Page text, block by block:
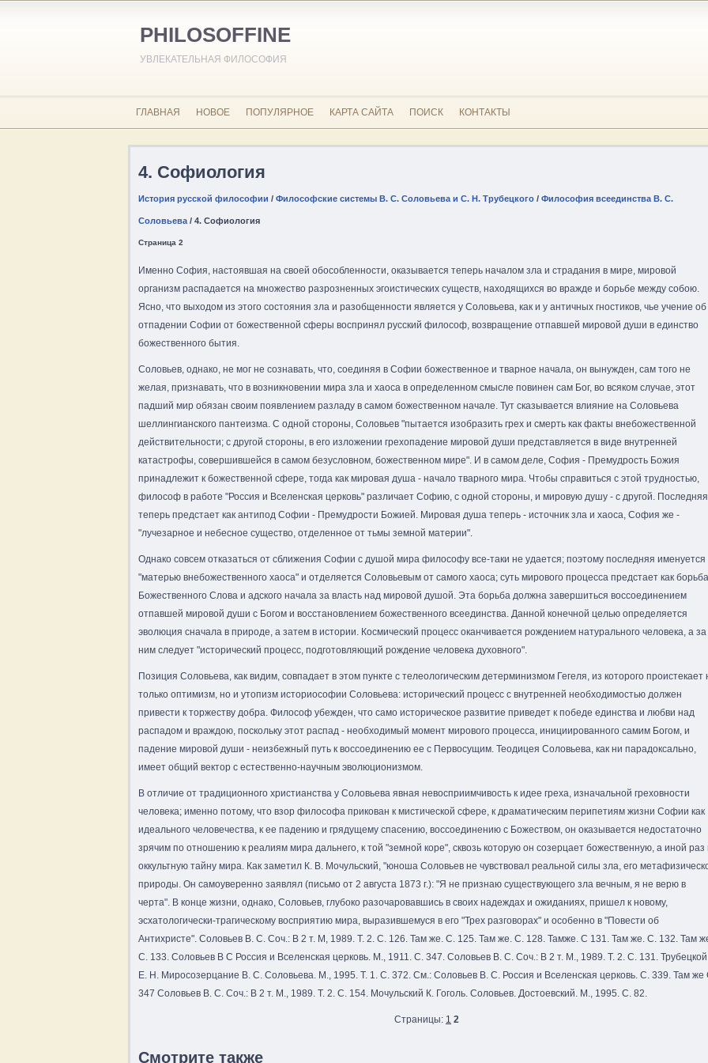
PHILOSOFFINE
УВЛЕКАТЕЛЬНАЯ ФИЛОСОФИЯ
ГЛАВНАЯ НОВОЕ ПОПУЛЯРНОЕ КАРТА САЙТА ПОИСК КОНТАКТЫ
4. Софиология
История русской философии / Философские системы В. С. Соловьева и С. Н. Трубецкого / Философия всеединства В. С.
Соловьева / 4. Софиология
Страница 2
Именно София, настоявшая на своей обособленности, оказывается теперь началом зла и страдания в мире, мировой
организм распадается на множество разрозненных эгоистических существ, находящихся во вражде и борьбе между собою.
Ясно, что выходом из этого состояния зла и разобщенности является у Соловьева, как и у античных гностиков, чье учение об
отпадении Софии от божественной сферы воспринял русский философ, возвращение отпавшей мировой души в единство
божественного бытия.
Соловьев, однако, не мог не сознавать, что, соединяя в Софии божественное и тварное начала, он вынужден, сам того не
желая, признавать, что в возникновении мира зла и хаоса в определенном смысле повинен сам Бог, во всяком случае, этот
падший мир обязан своим появлением разладу в самом божественном начале. Тут сказывается влияние на Соловьева
шеллингианского пантеизма. С одной стороны, Соловьев "пытается изобразить грех и смерть как факты внебожественной
действительности; с другой стороны, в его изложении грехопадение мировой души представляется в виде внутренней
катастрофы, совершившейся в самом безусловном, божественном мире". И в самом деле, София - Премудрость Божия
принадлежит к божественной сфере, тогда как мировая душа - начало тварного мира. Чтобы справиться с этой трудностью,
философ в работе "Россия и Вселенская церковь" различает Софию, с одной стороны, и мировую душу - с другой. Последняя
теперь предстает как антипод Софии - Премудрости Божией. Мировая душа теперь - источник зла и хаоса, София же -
"лучезарное и небесное существо, отделенное от тьмы земной материи".
Однако совсем отказаться от сближения Софии с душой мира философу все-таки не удается; поэтому последняя именуется
"матерью внебожественного хаоса" и отделяется Соловьевым от самого хаоса; суть мирового процесса предстает как борьба
Божественного Слова и адского начала за власть над мировой душой. Эта борьба должна завершиться воссоединением
отпавшей мировой души с Богом и восстановлением божественного всеединства. Данной конечной целью определяется
эволюция сначала в природе, а затем в истории. Космический процесс оканчивается рождением натурального человека, а за
ним следует "исторический процесс, подготовляющий рождение человека духовного".
Позиция Соловьева, как видим, совпадает в этом пункте с телеологическим детерминизмом Гегеля, из которого проистекает
только оптимизм, но и утопизм историософии Соловьева: исторический процесс с внутренней необходимостью должен
привести к торжеству добра. Философ убежден, что само историческое развитие приведет к победе единства и любви над
распадом и враждою, поскольку этот распад - необходимый момент мирового процесса, инициированного самим Богом, и
падение мировой души - неизбежный путь к воссоединению ее с Первосущим. Теодицея Соловьева, как ни парадоксально,
имеет общий вектор с естественно-научным эволюционизмом.
В отличие от традиционного христианства у Соловьева явная невосприимчивость к идее греха, изначальной греховности
человека; именно потому, что взор философа прикован к мистической сфере, к драматическим перипетиям жизни Софии как
идеального человечества, к ее падению и грядущему спасению, воссоединению с Божеством, он оказывается недостаточно
зрячим по отношению к реалиям мира дальнего, к той "земной коре", сквозь которую он созерцает божественную, а иной раз
оккультную тайну мира. Как заметил К. В. Мочульский, "юноша Соловьев не чувствовал реальной силы зла, его
природы. Он самоуверенно заявлял (письмо от 2 августа 1873 г.): "Я не признаю существующего зла вечным, я не верю в
черта". В конце жизни, однако, Соловьев, глубоко разочаровавшись в своих надеждах и ожиданиях, пришел к новому,
эсхатологически-трагическому восприятию мира, выразившемуся в его "Трех разговорах" и особенно в "Повести об
Антихристе". Соловьев В. С. Соч.: В 2 т. М, 1989. Т. 2. С. 126. Там же. С. 125. Там же. С. 128. Тамже. С 131. Там же. С. 132. Там
С. 133. Соловьев В С Россия и Вселенская церковь. М., 1911. С. 347. Соловьев В. С. Соч.: В 2 т. М., 1989. Т. 2. С. 131. Трубецкой
Е. Н. Миросозерцание В. С. Соловьева. М., 1995. Т. 1. С. 372. См.: Соловьев В. С. Россия и Вселенская церковь. С. 339. Там же
347 Соловьев В. С. Соч.: В 2 т. М., 1989. Т. 2. С. 154. Мочульский К. Гоголь. Соловьев. Достоевский. М., 1995. С. 82.
Страницы: 1 2
Смотрите также